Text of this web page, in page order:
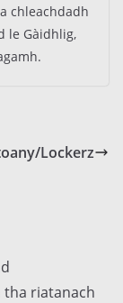
chleachdadh
le Gàidhlig,
Lockerz
tha riatanach